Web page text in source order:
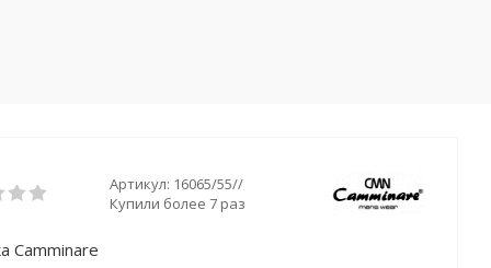
Артикул: 16065/55//
Купили более 7 раз
Camminare